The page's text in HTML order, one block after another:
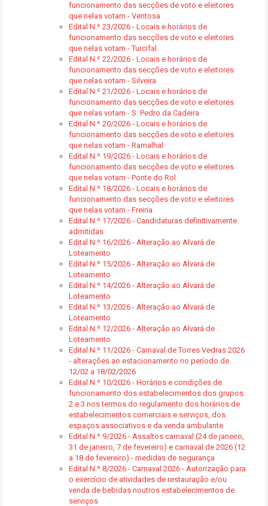
funcionamento das secções de voto e eleitores
que nelas votam - Ventosa
Edital N.º 23/2026 - Locais e horários de
funcionamento das secções de voto e eleitores
que nelas votam - Turcifal
Edital N.º 22/2026 - Locais e horários de
funcionamento das secções de voto e eleitores
que nelas votam - Silveira
Edital N.º 21/2026 - Locais e horários de
funcionamento das secções de voto e eleitores
que nelas votam - S. Pedro da Cadeira
Edital N.º 20/2026 - Locais e horários de
funcionamento das secções de voto e eleitores
que nelas votam - Ramalhal
Edital N.º 19/2026 - Locais e horários de
funcionamento das secções de voto e eleitores
que nelas votam - Ponte do Rol
Edital N.º 18/2026 - Locais e horários de
funcionamento das secções de voto e eleitores
que nelas votam - Freiria
Edital N.º 17/2026 - Candidaturas definitivamente
admitidas
Edital N.º 16/2026 - Alteração ao Alvará de
Loteamento
Edital N.º 15/2026 - Alteração ao Alvará de
Loteamento
Edital N.º 14/2026 - Alteração ao Alvará de
Loteamento
Edital N.º 13/2026 - Alteração ao Alvará de
Loteamento
Edital N.º 12/2026 - Alteração ao Alvará de
Loteamento
Edital N.º 11/2026 - Carnaval de Torres Vedras 2026
- alterações ao estacionamento no período de
12/02 a 18/02/2026
Edital N.º 10/2026 - Horários e condições de
funcionamento dos estabelecimentos dos grupos
2 e 3 nos termos do regulamento dos horários de
estabelecimentos comerciais e serviços, dos
espaços associativos e da venda ambulante
Edital N.º 9/2026 - Assaltos carnaval (24 de janeiro,
31 de janeiro, 7 de fevereiro) e carnaval de 2026 (12
a 18 de fevereiro) - medidas de segurança
Edital N.º 8/2026 - Carnaval 2026 - Autorização para
o exercício de atividades de restauração e/ou
venda de bebidas noutros estabelecimentos de
serviços